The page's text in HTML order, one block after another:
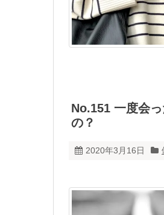
No.151 一度会
の？
2020年3月16日